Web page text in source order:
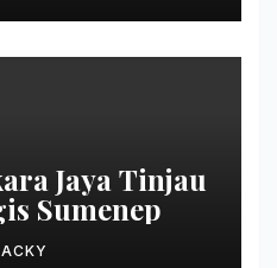
Jaya Tinjau
Sumenep